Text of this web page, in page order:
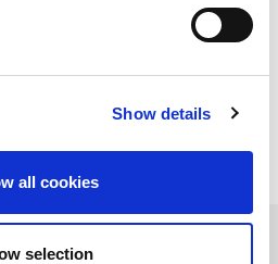
Show details
all cookies
selection
Warenausgangsmeldungen
bestellten Waren informiert.